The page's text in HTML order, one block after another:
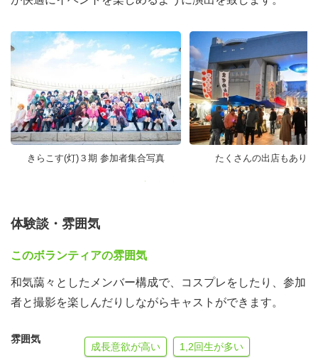
きらこす(灯)３期 参加者集合写真 たくさんの出店もあり
体験談・雰囲気
このボランティアの雰囲気
和気藹々としたメンバー構成で、コスプレをしたり、参加
者と撮影を楽しんだりしながらキャストができます。
雰囲気
成長意欲が高い 1,2回生が多い